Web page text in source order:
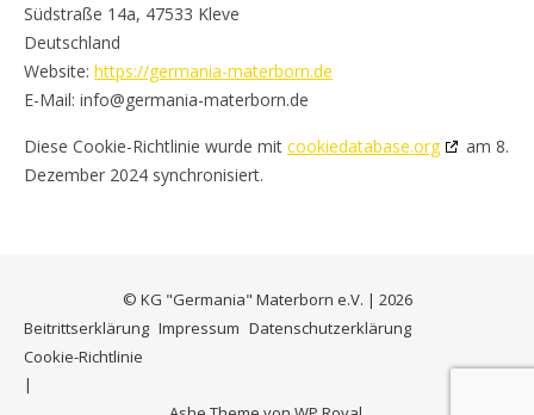
Südstraße 14a, 47533 Kleve
Deutschland
Website: https://germania-materborn.de
E-Mail: info@germania-materborn.de
Diese Cookie-Richtlinie wurde mit cookiedatabase.org
am 8.
Dezember 2024 synchronisiert.
© KG "Germania" Materborn e.V. | 2026
Beitrittserklärung Impressum Datenschutzerklärung
Cookie-Richtlinie